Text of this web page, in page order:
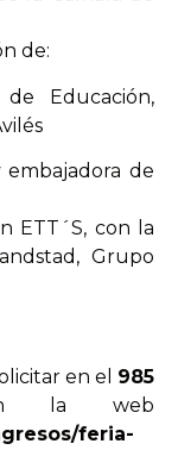
de:
Educación,
embajadora de
ETT´S, con la
, Grupo
en el 985
la web
feria-